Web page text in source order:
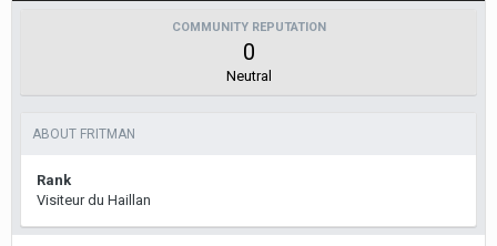
COMMUNITY REPUTATION
0
Neutral
ABOUT FRITMAN
Rank
Visiteur du Haillan